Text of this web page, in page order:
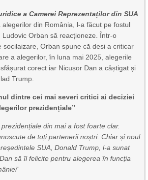
a Camerei Reprezentaților din SUA
din România, l-a făcut pe fostul
Ludovic Orban să reacționeze. Într-o
socilaizare, Orban spune că desi a criticar
a alegerilor, în luna mai 2025, alegerile
corect iar Nicușor Dan a câștigat și
Trump.
dintre cei mai severi critici ai deciziei
prezidențiale”
din mai a fost foarte clar.
de toți partenerii noștri. Chiar și noul
SUA, Donald Trump, l-a sunat
să îl felicite pentru alegerea în funcția